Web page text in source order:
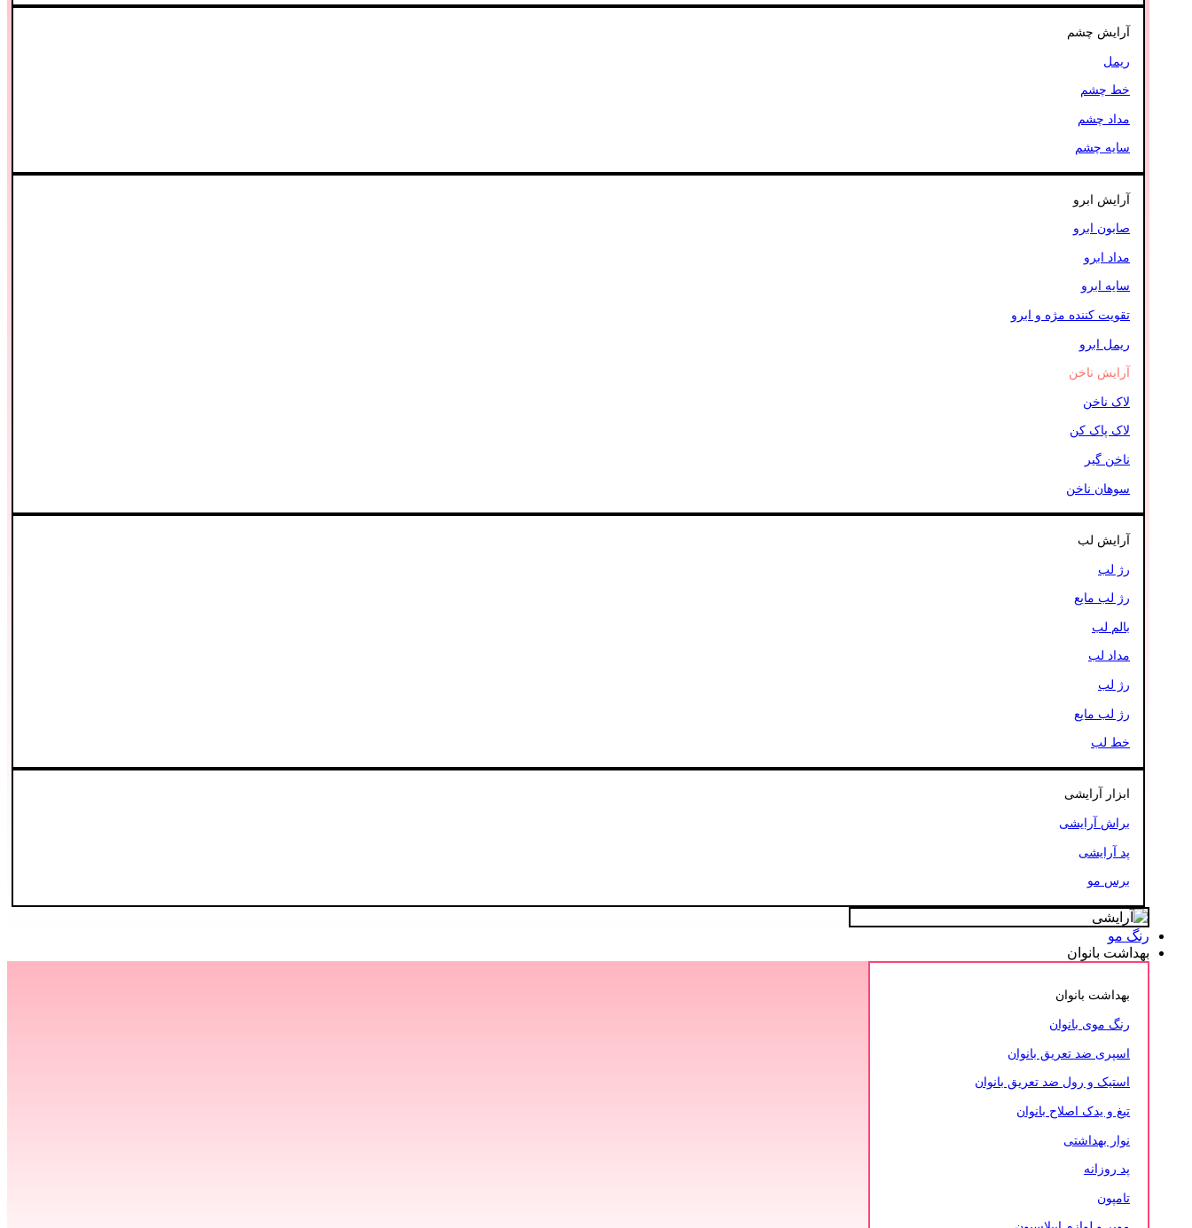
آرایش چشم
ریمل
خط چشم
مداد چشم
سایه چشم
آرایش ابرو
صابون ابرو
مداد ابرو
سایه ابرو
تقویت کننده مژه و ابرو
ریمل ابرو
آرایش ناخن
لاک ناخن
لاک پاک کن
ناخن گیر
سوهان ناخن
آرایش لب
رژ لب
رژ لب مایع
بالم لب
مداد لب
رژ لب
رژ لب مایع
خط لب
ابزار آرایشی
براش آرایشی
پد آرایشی
برس مو
رنگ مو
بهداشت بانوان
بهداشت بانوان
رنگ موی بانوان
اسپری ضد تعریق بانوان
استیک و رول ضد تعریق بانوان
تیغ و یدک اصلاح بانوان
نوار بهداشتی
پد روزانه
تامپون